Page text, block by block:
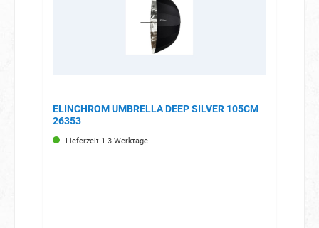
ELINCHROM UMBRELLA DEEP SILVER 105CM
26353
Lieferzeit 1-3 Werktage